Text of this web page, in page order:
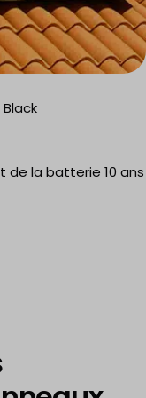
Black
de la batterie 10 ans